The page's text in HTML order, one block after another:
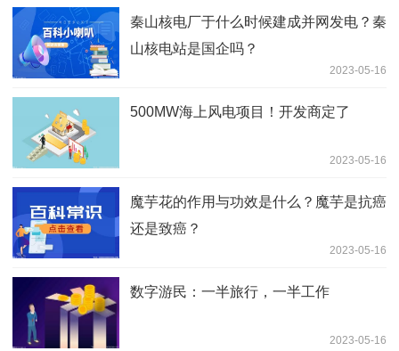
秦山核电厂于什么时候建成并网发电？秦
山核电站是国企吗？
2023-05-16
500MW海上风电项目！开发商定了
2023-05-16
魔芋花的作用与功效是什么？魔芋是抗癌
还是致癌？
2023-05-16
数字游民：一半旅行，一半工作
2023-05-16